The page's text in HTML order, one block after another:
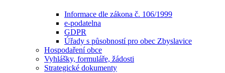
Informace dle zákona č. 106/1999
e-podatelna
GDPR
Úřady s působností pro obec Zbyslavice
Hospodaření obce
Vyhlášky, formuláře, žádosti
Strategické dokumenty